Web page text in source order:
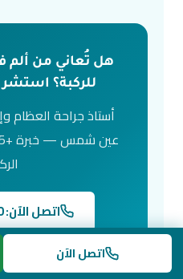
هل تُعاني من ألم
للركبة؟
أستاذ جراحة العظام
اتصل الآن: 01014054200
اتصل الآن